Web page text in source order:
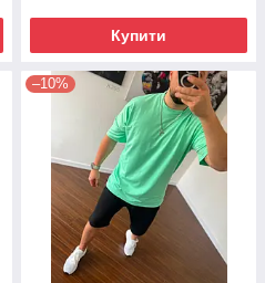
Купити
–10%